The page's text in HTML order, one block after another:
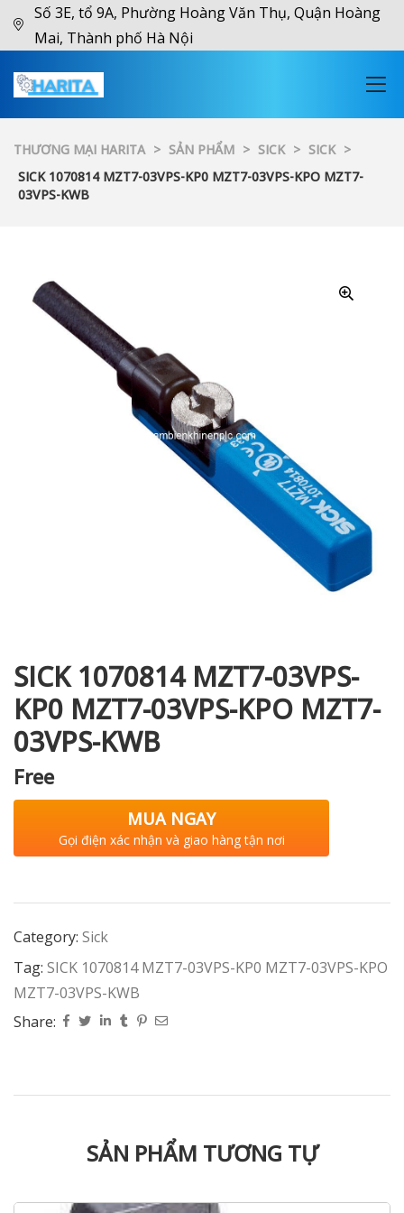
Số 3E, tổ 9A, Phường Hoàng Văn Thụ, Quận Hoàng
Mai, Thành phố Hà Nội
THƯƠNG MẠI HARITA > SẢN PHẨM > SICK > SICK >
SICK 1070814 MZT7-03VPS-KP0 MZT7-03VPS-KPO MZT7-
03VPS-KWB
SICK 1070814 MZT7-03VPS-
KP0 MZT7-03VPS-KPO MZT7-
03VPS-KWB
Free
MUA NGAY
Gọi điện xác nhận và giao hàng tận nơi
Category: Sick
Tag: SICK 1070814 MZT7-03VPS-KP0 MZT7-03VPS-KPO
MZT7-03VPS-KWB
Share:
SẢN PHẨM TƯƠNG TỰ